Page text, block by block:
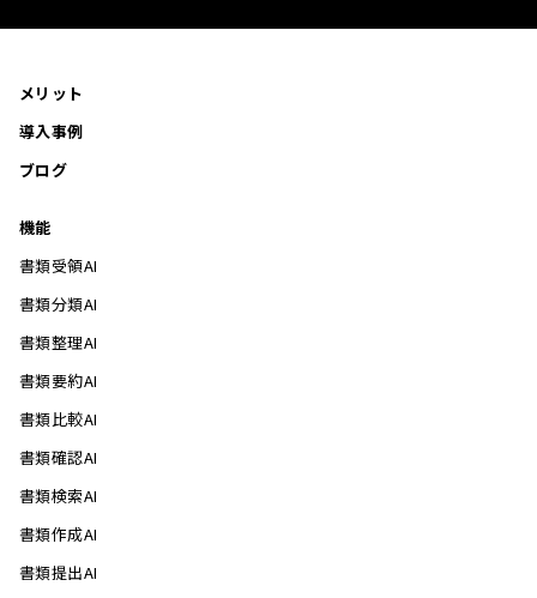
メリット
導入事例
ブログ
機能
書類受領AI
書類分類AI
書類整理AI
書類要約AI
書類比較AI
書類確認AI
書類検索AI
書類作成AI
書類提出AI